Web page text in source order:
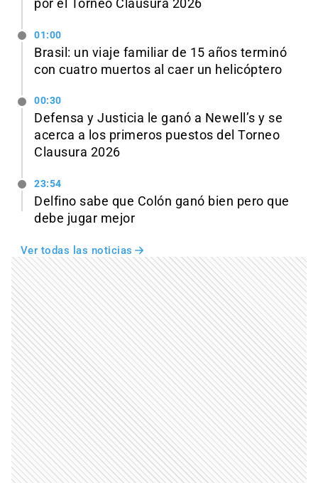
por el Torneo Clausura 2026
01:00
Brasil: un viaje familiar de 15 años terminó
con cuatro muertos al caer un helicóptero
00:30
Defensa y Justicia le ganó a Newell’s y se
acerca a los primeros puestos del Torneo
Clausura 2026
23:54
Delfino sabe que Colón ganó bien pero que
debe jugar mejor
Ver todas las noticias